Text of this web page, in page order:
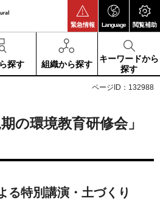
緊急情報 Language 閲覧補助
探す 組織から探す
キーワードから
探す
ページID：132988
の環境教育研修会」
る特別講演・土づくり